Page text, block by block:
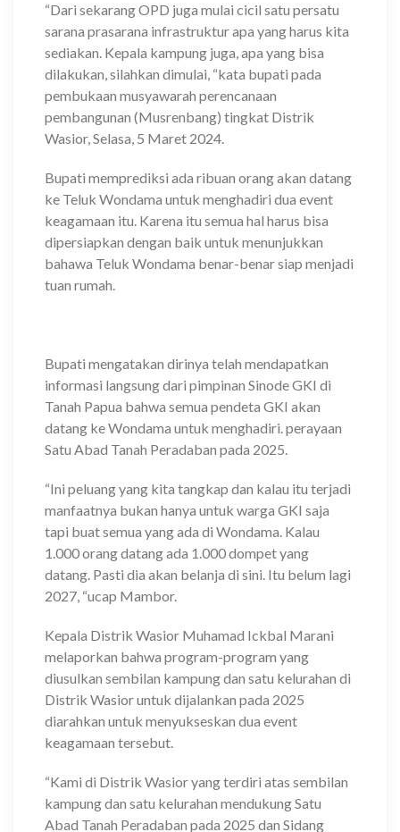
“Dari sekarang OPD juga mulai cicil satu persatu
sarana prasarana infrastruktur apa yang harus kita
sediakan. Kepala kampung juga, apa yang bisa
dilakukan, silahkan dimulai, “kata bupati pada
pembukaan musyawarah perencanaan
pembangunan (Musrenbang) tingkat Distrik
Wasior, Selasa, 5 Maret 2024.
Bupati memprediksi ada ribuan orang akan datang
ke Teluk Wondama untuk menghadiri dua event
keagamaan itu. Karena itu semua hal harus bisa
dipersiapkan dengan baik untuk menunjukkan
bahawa Teluk Wondama benar-benar siap menjadi
tuan rumah.
Bupati mengatakan dirinya telah mendapatkan
informasi langsung dari pimpinan Sinode GKI di
Tanah Papua bahwa semua pendeta GKI akan
datang ke Wondama untuk menghadiri. perayaan
Satu Abad Tanah Peradaban pada 2025.
“Ini peluang yang kita tangkap dan kalau itu terjadi
manfaatnya bukan hanya untuk warga GKI saja
tapi buat semua yang ada di Wondama. Kalau
1.000 orang datang ada 1.000 dompet yang
datang. Pasti dia akan belanja di sini. Itu belum lagi
2027, “ucap Mambor.
Kepala Distrik Wasior Muhamad Ickbal Marani
melaporkan bahwa program-program yang
diusulkan sembilan kampung dan satu kelurahan di
Distrik Wasior untuk dijalankan pada 2025
diarahkan untuk menyukseskan dua event
keagamaan tersebut.
“Kami di Distrik Wasior yang terdiri atas sembilan
kampung dan satu kelurahan mendukung Satu
Abad Tanah Peradaban pada 2025 dan Sidang